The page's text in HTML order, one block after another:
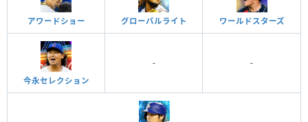
アワードショー グローバルライト ワールドスターズ
今永セレクション
- -